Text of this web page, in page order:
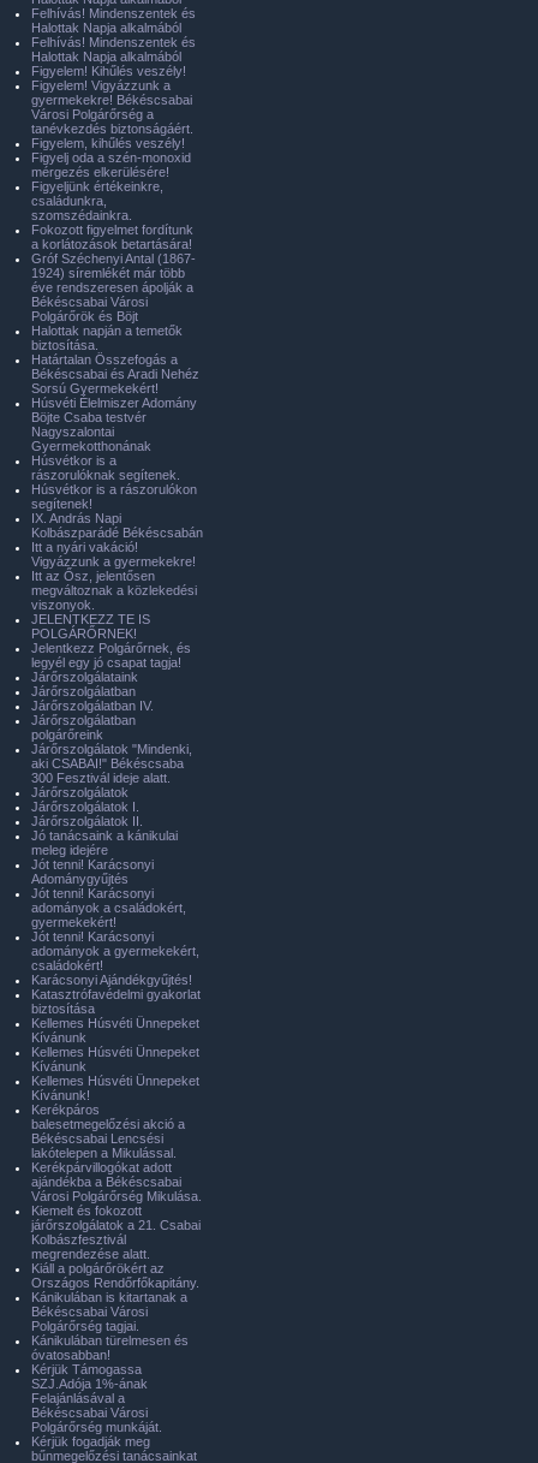
Felhívás! Mindenszentek és
Halottak Napja alkalmából
Felhívás! Mindenszentek és
Halottak Napja alkalmából
Figyelem! Kihűlés veszély!
Figyelem! Vigyázzunk a
gyermekekre! Békéscsabai
Városi Polgárőrség a
tanévkezdés biztonságáért.
Figyelem, kihűlés veszély!
Figyelj oda a szén-monoxid
mérgezés elkerülésére!
Figyeljünk értékeinkre,
családunkra,
szomszédainkra.
Fokozott figyelmet fordítunk
a korlátozások betartására!
Gróf Széchenyi Antal (1867-
1924) síremlékét már több
éve rendszeresen ápolják a
Békéscsabai Városi
Polgárőrök és Böjt
Halottak napján a temetők
biztosítása.
Határtalan Összefogás a
Békéscsabai és Aradi Nehéz
Sorsú Gyermekekért!
Húsvéti Élelmiszer Adomány
Böjte Csaba testvér
Nagyszalontai
Gyermekotthonának
Húsvétkor is a
rászorulóknak segítenek.
Húsvétkor is a rászorulókon
segítenek!
IX. András Napi
Kolbászparádé Békéscsabán
Itt a nyári vakáció!
Vigyázzunk a gyermekekre!
Itt az Ősz, jelentősen
megváltoznak a közlekedési
viszonyok.
JELENTKEZZ TE IS
POLGÁRŐRNEK!
Jelentkezz Polgárőrnek, és
legyél egy jó csapat tagja!
Járőrszolgálataink
Járőrszolgálatban
Járőrszolgálatban IV.
Járőrszolgálatban
polgárőreink
Járőrszolgálatok "Mindenki,
aki CSABAI!" Békéscsaba
300 Fesztivál ideje alatt.
Járőrszolgálatok
Járőrszolgálatok I.
Járőrszolgálatok II.
Jó tanácsaink a kánikulai
meleg idejére
Jót tenni! Karácsonyi
Adománygyűjtés
Jót tenni! Karácsonyi
adományok a családokért,
gyermekekért!
Jót tenni! Karácsonyi
adományok a gyermekekért,
családokért!
Karácsonyi Ajándékgyűjtés!
Katasztrófavédelmi gyakorlat
biztosítása
Kellemes Húsvéti Ünnepeket
Kívánunk
Kellemes Húsvéti Ünnepeket
Kívánunk
Kellemes Húsvéti Ünnepeket
Kívánunk!
Kerékpáros
balesetmegelőzési akció a
Békéscsabai Lencsési
lakótelepen a Mikulással.
Kerékpárvillogókat adott
ajándékba a Békéscsabai
Városi Polgárőrség Mikulása.
Kiemelt és fokozott
járőrszolgálatok a 21. Csabai
Kolbászfesztivál
megrendezése alatt.
Kiáll a polgárőrökért az
Országos Rendőrfőkapitány.
Kánikulában is kitartanak a
Békéscsabai Városi
Polgárőrség tagjai.
Kánikulában türelmesen és
óvatosabban!
Kérjük Támogassa
SZJ.Adója 1%-ának
Felajánlásával a
Békéscsabai Városi
Polgárőrség munkáját.
Kérjük fogadják meg
bűnmegelőzési tanácsainkat